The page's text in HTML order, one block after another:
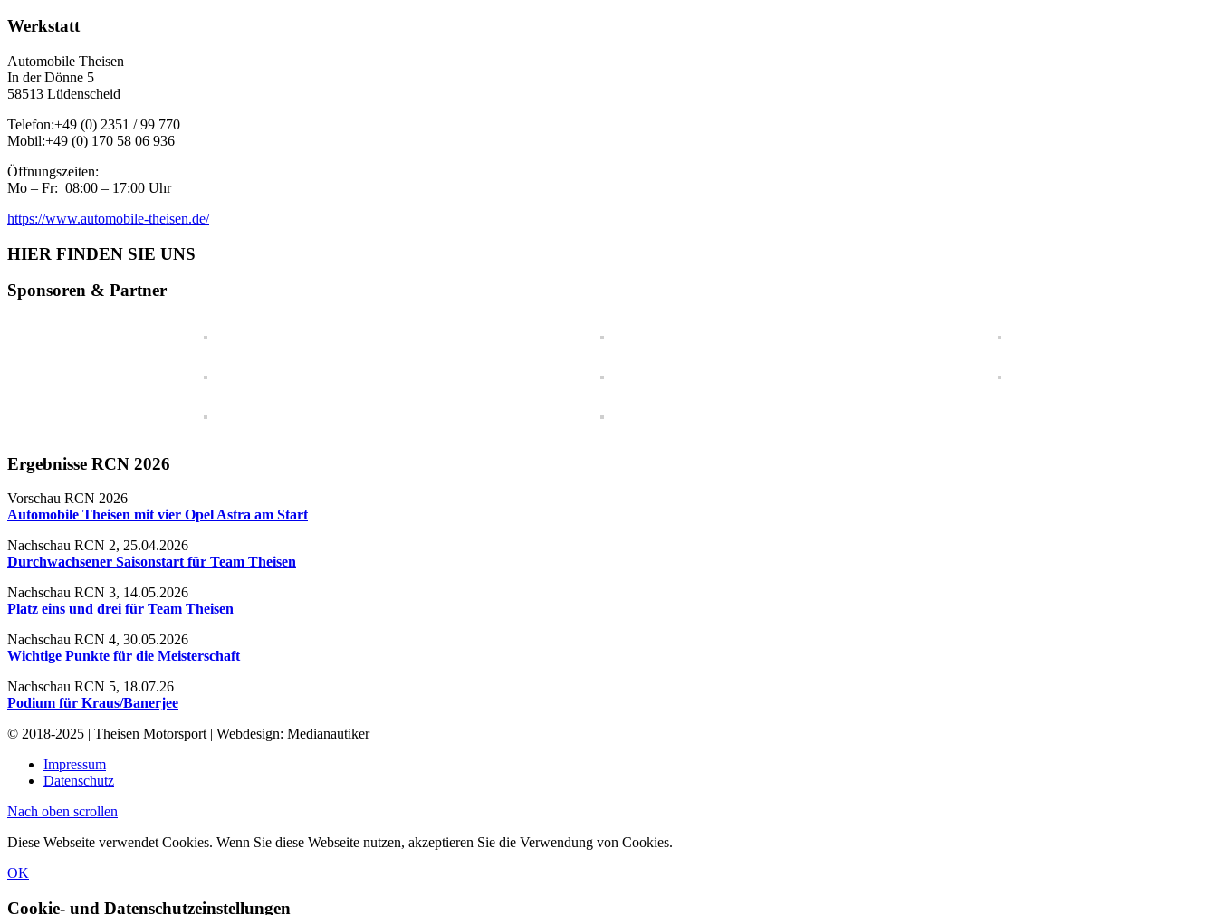
Werkstatt
Automobile Theisen
In der Dönne 5
58513 Lüdenscheid
Telefon:+49 (0) 2351 / 99 770
Mobil:+49 (0) 170 58 06 936
Öffnungszeiten:
Mo – Fr: 08:00 – 17:00 Uhr
https://www.automobile-theisen.de/
HIER FINDEN SIE UNS
Sponsoren & Partner
Ergebnisse RCN 2026
Vorschau RCN 2026
Automobile Theisen mit vier Opel Astra am Start
Nachschau RCN 2, 25.04.2026
Durchwachsener Saisonstart für Team Theisen
Nachschau RCN 3, 14.05.2026
Platz eins und drei für Team Theisen
Nachschau RCN 4, 30.05.2026
Wichtige Punkte für die Meisterschaft
Nachschau RCN 5, 18.07.26
Podium für Kraus/Banerjee
© 2018-2025 | Theisen Motorsport | Webdesign: Medianautiker
Impressum
Datenschutz
Nach oben scrollen
Diese Webseite verwendet Cookies. Wenn Sie diese Webseite nutzen, akzeptieren Sie die Verwendung von Cookies.
OK
Cookie- und Datenschutzeinstellungen